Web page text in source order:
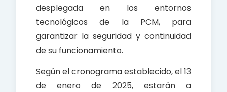
desplegada en los entornos
tecnológicos de la PCM, para
garantizar la seguridad y continuidad
de su funcionamiento.
Según el cronograma establecido, el 13
de enero de 2025, estarán a